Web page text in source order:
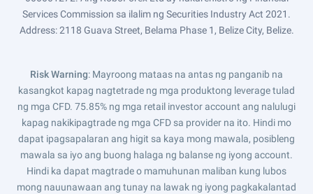
Services Commission sa ilalim ng Securities Industry Act 2021.
Address: 2118 Guava Street, Belama Phase 1, Belize City, Belize.
Risk Warning: Mayroong mataas na antas ng panganib na
kasangkot kapag nagtetrade ng mga produktong leverage tulad
ng mga CFD. 75.85% ng mga retail investor account ang nalulugi
kapag nakikipagtrade ng mga CFD sa provider na ito. Hindi mo
dapat ipagsapalaran ang higit sa kaya mong mawala, posibleng
mawala sa iyo ang buong halaga ng balanse ng iyong account.
Hindi ka dapat magtrade o mamuhunan maliban kung lubos
mong nauunawaan ang tunay na lawak ng iyong pagkakalantad